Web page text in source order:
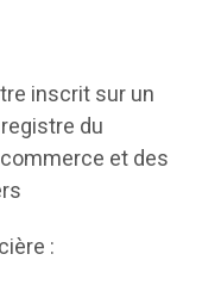
inscrit sur un
du
et des
: